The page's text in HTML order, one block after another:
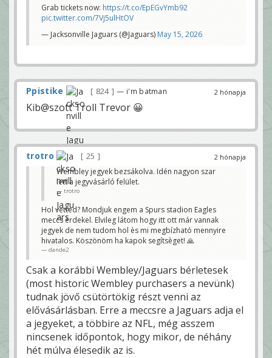
Grab tickets now: https://t.co/EpEGvYmb92
pic.twitter.com/7Vj5ulHtOV
— Jacksonville Jaguars (@Jaguars)May 15, 2026
2 hónapja
Ppistike 824 — i'm batman
Kib@szott Troll Trevor 😀
2 hónapja
trotro
25
Wembley jegyek bezsákolva. Idén nagyon szar
lett a jegyvásárló felület.
trotro
Hol vetted? Mondjuk engem a Spurs stadion Eagles
meccs èrdekel. Elvileg látom hogy itt ott már vannak
jegyek de nem tudom hol ès mi megbízható mennyire
hivatalos. Köszönöm ha kapok segítsèget! 🙏
dande2
Csak a korábbi Wembley/Jaguars bérletesek
(most historic Wembley purchasers a nevünk)
tudnak jövő csütörtökig részt venni az
elővásárlásban. Erre a meccsre a Jaguars adja el
a jegyeket, a többire az NFL, még asszem
nincsenek időpontok, hogy mikor, de néhány
hét múlva élesedik az is.